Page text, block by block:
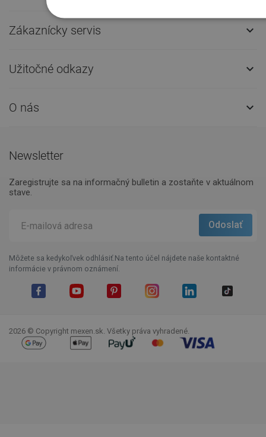
Zákaznícky servis 
Užitočné odkazy 
O nás 
Newsletter
Zaregistrujte sa na informačný bulletin a zostaňte v aktuálnom
stave.
Môžete sa kedykoľvek odhlásiť.Na tento účel nájdete naše kontaktné
informácie v právnom oznámení.
2026 © Copyright mexen.sk. Všetky práva vyhradené.